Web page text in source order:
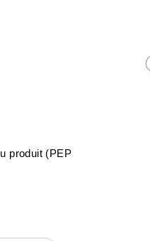
produit (PEP